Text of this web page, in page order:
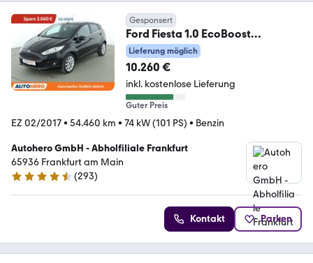
Gesponsert
Ford Fiesta 1.0 EcoBoost
Titanium*SHZ*KLIMA*GARANTIE*
Lieferung möglich
10.260 €
inkl. kostenlose Lieferung
Guter Preis
EZ 02/2017• 54.460 km • 74 kW (101 PS) • Benzin
Autohero GmbH - Abholfiliale Frankfurt
65936 Frankfurt am Main
4.6 Sterne
(293)
Kontakt Parken